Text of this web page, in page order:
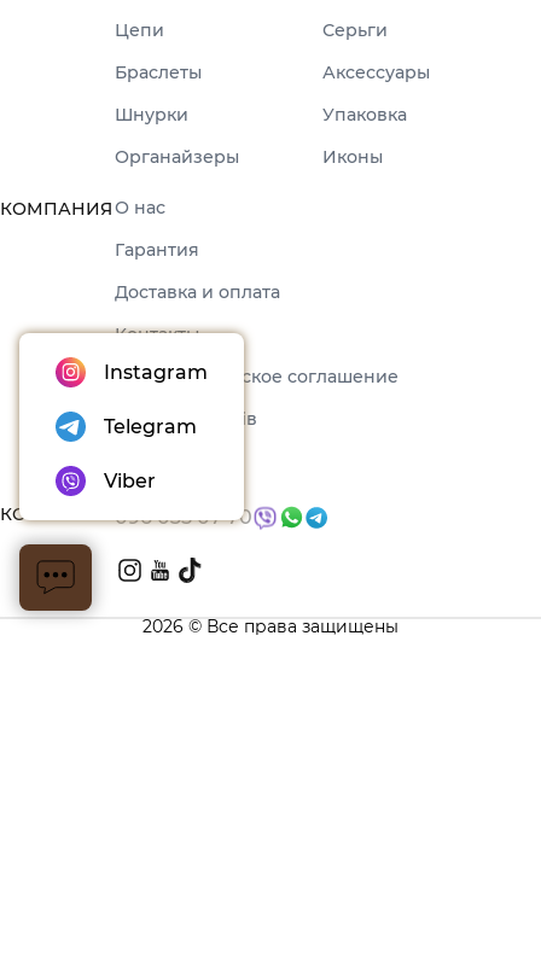
Цепи
Серьги
Браслеты
Аксессуары
Шнурки
Упаковка
Органайзеры
Иконы
КОМПАНИЯО нас
Гарантия
Доставка и оплата
Контакты
Пользовательское соглашение
Набори товарів
КОНТАКТЫ 096 035 07 70
2026 © Все права защищены
Instagram
Telegram
Viber